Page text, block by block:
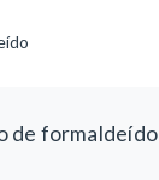
de formaldeído